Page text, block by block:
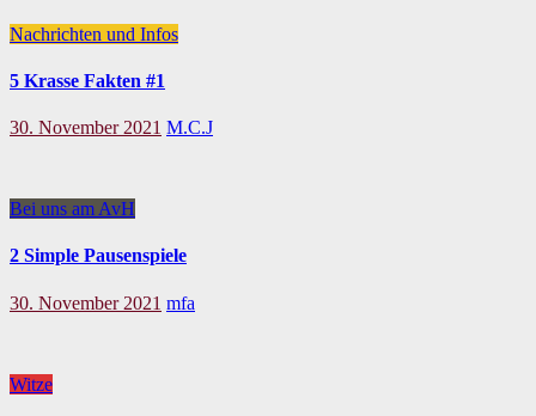
Nachrichten und Infos
5 Krasse Fakten #1
30. November 2021 M.C.J
Bei uns am AvH
2 Simple Pausenspiele
30. November 2021 mfa
Witze